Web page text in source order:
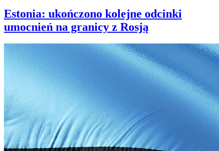
Estonia: ukończono kolejne odcinki
umocnień na granicy z Rosją